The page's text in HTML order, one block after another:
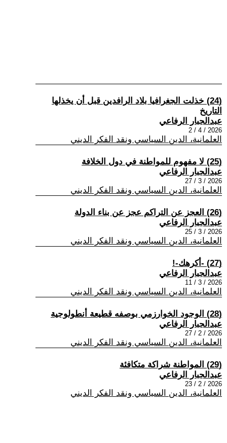
(24) خذلت الجغرافيا بلاد الرافدين قبل أن يخذلها
التاريخ
عبدالجبار الرفاعي
2026 / 4 / 2
العلمانية، الدين السياسي ونقد الفكر الديني
(25) لا مفهوم للمواطنة في دول الخلافة
عبدالجبار الرفاعي
2026 / 3 / 27
العلمانية، الدين السياسي ونقد الفكر الديني
(26) العجز عن التراكم عجز عن بناء الدولة
عبدالجبار الرفاعي
2026 / 3 / 25
العلمانية، الدين السياسي ونقد الفكر الديني
(27) -أكرهك-!
عبدالجبار الرفاعي
2026 / 3 / 11
العلمانية، الدين السياسي ونقد الفكر الديني
(28) الوجود الخوارزمي بوصفه قطيعة أنطولوجية
عبدالجبار الرفاعي
2026 / 2 / 27
العلمانية، الدين السياسي ونقد الفكر الديني
(29) المواطنة شراكة متكافئة
عبدالجبار الرفاعي
2026 / 2 / 23
العلمانية، الدين السياسي ونقد الفكر الديني